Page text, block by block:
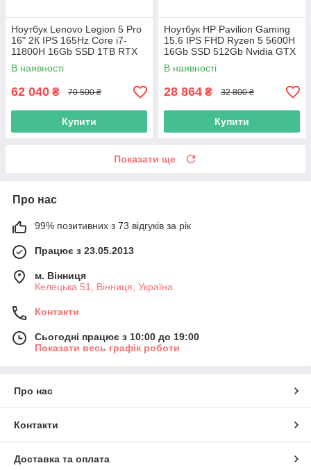
Ноутбук Lenovo Legion 5 Pro
16" 2К IPS 165Hz Core i7-
11800H 16Gb SSD 1TB RTX
3070 8GB
В наявності
62 040 ₴ 70 500 ₴
Купити
Ноутбук HP Pavilion Gaming
15.6 IPS FHD Ryzen 5 5600H
16Gb SSD 512Gb Nvidia GTX
1650 4GB
В наявності
28 864 ₴ 32 800 ₴
Купити
Показати ще
Про нас
99% позитивних з 73 відгуків за рік
Працює з 23.05.2013
м. Вінниця
Келецька 51, Вінниця, Україна
Контакти
Сьогодні працює з 10:00 до 19:00
Показати весь графік роботи
Про нас
Контакти
Доставка та оплата